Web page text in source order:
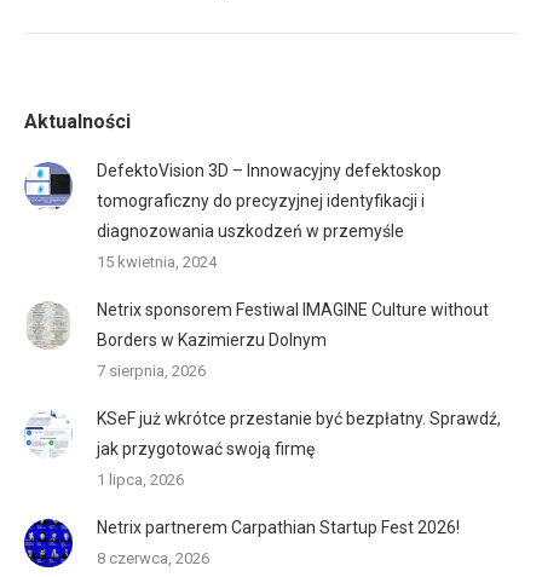
Aktualności
DefektoVision 3D – Innowacyjny defektoskop
tomograficzny do precyzyjnej identyfikacji i
diagnozowania uszkodzeń w przemyśle
15 kwietnia, 2024
Netrix sponsorem Festiwal IMAGINE Culture without
Borders w Kazimierzu Dolnym
7 sierpnia, 2026
KSeF już wkrótce przestanie być bezpłatny. Sprawdź,
jak przygotować swoją firmę
1 lipca, 2026
Netrix partnerem Carpathian Startup Fest 2026!
8 czerwca, 2026